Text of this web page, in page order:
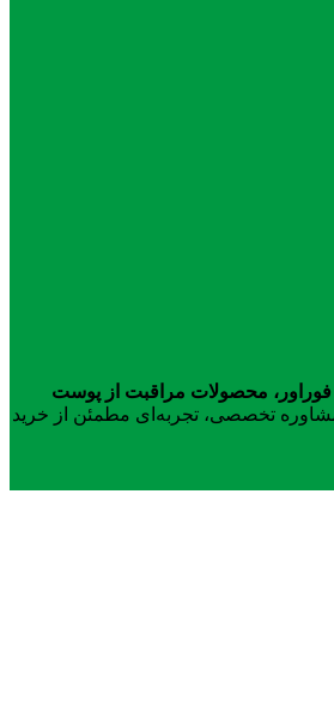
فوراور، محصولات مراقبت از پوست
مشاوره تخصصی، تجربه‌ای مطمئن از خرید